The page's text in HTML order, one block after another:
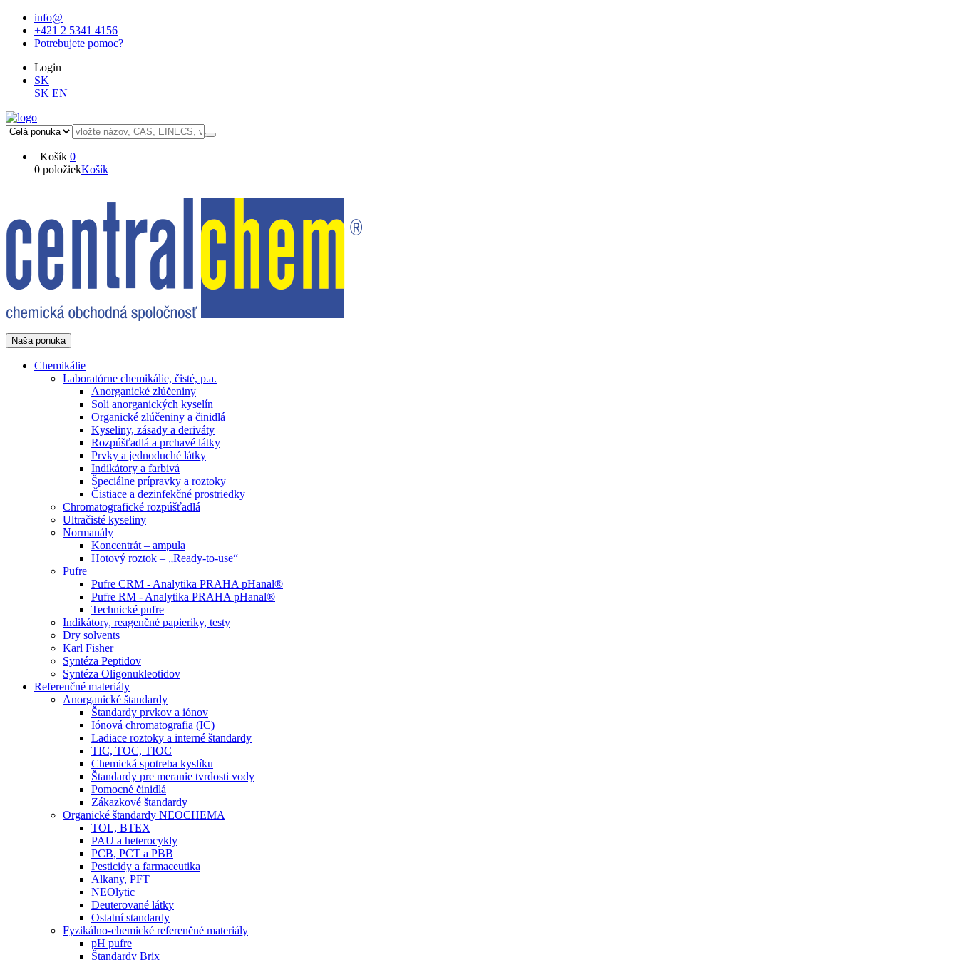
info@
+421 2 5341 4156
Potrebujete pomoc?
Login
SK
SK EN
Košík 0
0 položiekKošík
Naša ponuka
Chemikálie
Laboratórne chemikálie, čisté, p.a.
Anorganické zlúčeniny
Soli anorganických kyselín
Organické zlúčeniny a činidlá
Kyseliny, zásady a deriváty
Rozpúšťadlá a prchavé látky
Prvky a jednoduché látky
Indikátory a farbivá
Špeciálne prípravky a roztoky
Čistiace a dezinfekčné prostriedky
Chromatografické rozpúšťadlá
Ultračisté kyseliny
Normanály
Koncentrát – ampula
Hotový roztok – „Ready-to-use“
Pufre
Pufre CRM - Analytika PRAHA pHanal®
Pufre RM - Analytika PRAHA pHanal®
Technické pufre
Indikátory, reagenčné papieriky, testy
Dry solvents
Karl Fisher
Syntéza Peptidov
Syntéza Oligonukleotidov
Referenčné materiály
Anorganické štandardy
Štandardy prvkov a iónov
Iónová chromatografia (IC)
Ladiace roztoky a interné štandardy
TIC, TOC, TIOC
Chemická spotreba kyslíku
Štandardy pre meranie tvrdosti vody
Pomocné činidlá
Zákazkové štandardy
Organické štandardy NEOCHEMA
TOL, BTEX
PAU a heterocykly
PCB, PCT a PBB
Pesticidy a farmaceutika
Alkany, PFT
NEOlytic
Deuterované látky
Ostatní standardy
Fyzikálno-chemické referenčné materiály
pH pufre
Štandardy Brix